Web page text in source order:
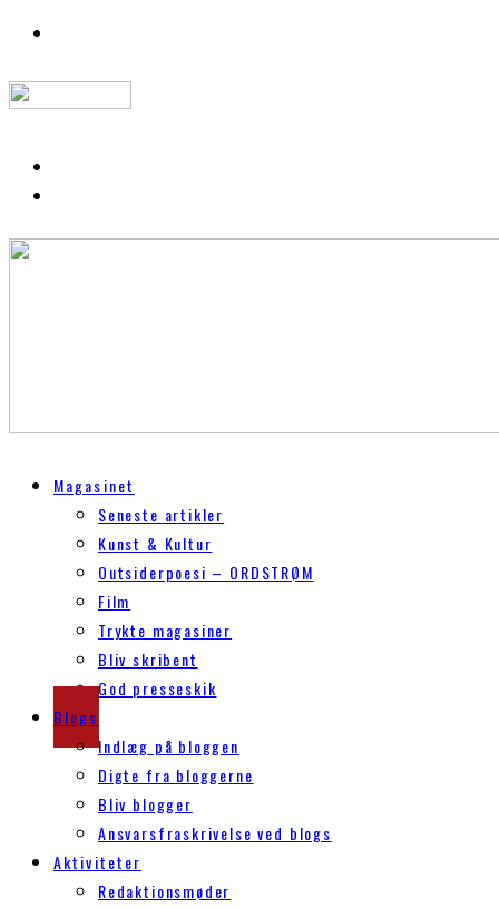
Magasinet
Seneste artikler
Kunst & Kultur
Outsiderpoesi – ORDSTRØM
Film
Trykte magasiner
Bliv skribent
God presseskik
Blogs
Indlæg på bloggen
Digte fra bloggerne
Bliv blogger
Ansvarsfraskrivelse ved blogs
Aktiviteter
Redaktionsmøder